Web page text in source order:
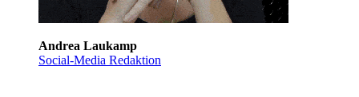
Andrea Laukamp
Social-Media Redaktion